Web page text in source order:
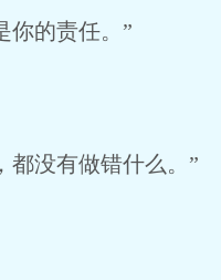
你的责任。”
没有做错什么。”